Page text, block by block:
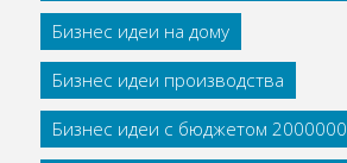
Бизнес идеи на дому
Бизнес идеи производства
Бизнес идеи с бюджетом